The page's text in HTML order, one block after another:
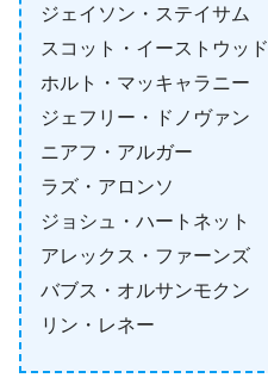
ジェイソン・ステイサム
スコット・イーストウッド
ホルト・マッキャラニー
ジェフリー・ドノヴァン
ニアフ・アルガー
ラズ・アロンソ
ジョシュ・ハートネット
アレックス・ファーンズ
バブス・オルサンモクン
リン・レネー